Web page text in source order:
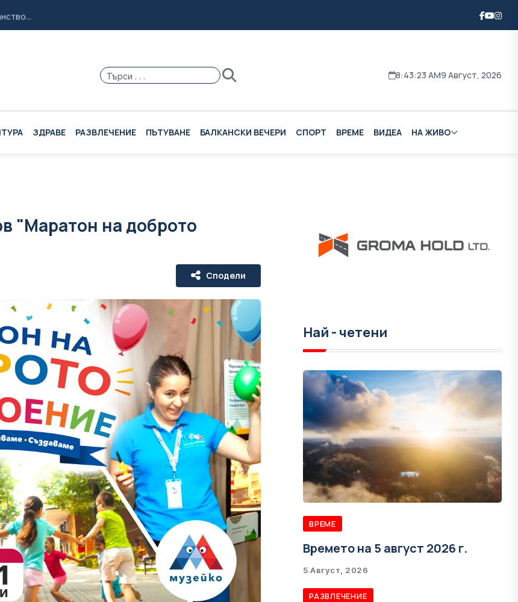
"Майя"...
8:43:24 AM9 Август, 2026
ЗДРАВЕ РАЗВЛЕЧЕНИЕ ПЪТУВАНЕ БАЛКАНСКИ ВЕЧЕРИ СПОРТ ВРЕМЕ ВИДЕА НА ЖИВО
"Маратон на доброто
Сподели
Най - четени
ВРЕМЕ
Времето на 5 август 2026 г.
5 Август, 2026
РАЗВЛЕЧЕНИЕ